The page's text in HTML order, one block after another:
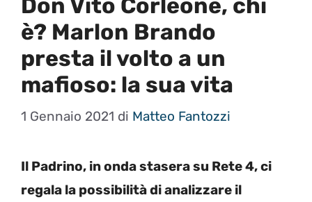
Don Vito Corleone, chi
è? Marlon Brando
presta il volto a un
mafioso: la sua vita
1 Gennaio 2021 di Matteo Fantozzi
Il Padrino, in onda stasera su Rete 4, ci
regala la possibilità di analizzare il